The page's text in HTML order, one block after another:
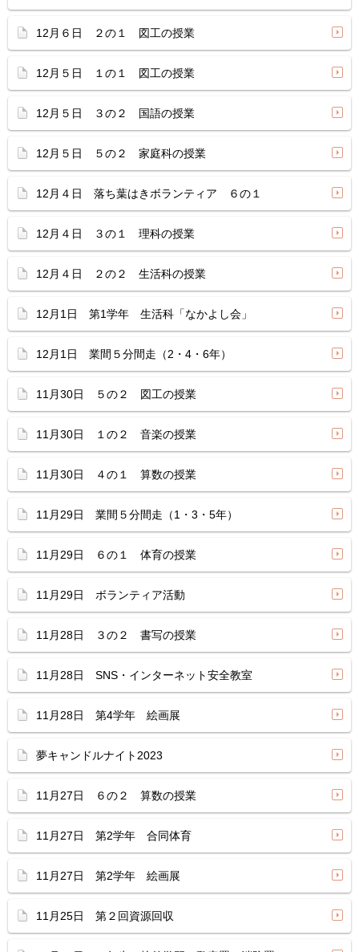
12月６日 ２の１ 図工の授業
12月５日 １の１ 図工の授業
12月５日 ３の２ 国語の授業
12月５日 ５の２ 家庭科の授業
12月４日 落ち葉はきボランティア ６の１
12月４日 ３の１ 理科の授業
12月４日 ２の２ 生活科の授業
12月1日 第1学年 生活科「なかよし会」
12月1日 業間５分間走（2・4・6年）
11月30日 ５の２ 図工の授業
11月30日 １の２ 音楽の授業
11月30日 ４の１ 算数の授業
11月29日 業間５分間走（1・3・5年）
11月29日 ６の１ 体育の授業
11月29日 ボランティア活動
11月28日 ３の２ 書写の授業
11月28日 SNS・インターネット安全教室
11月28日 第4学年 絵画展
夢キャンドルナイト2023
11月27日 ６の２ 算数の授業
11月27日 第2学年 合同体育
11月27日 第2学年 絵画展
11月25日 第２回資源回収